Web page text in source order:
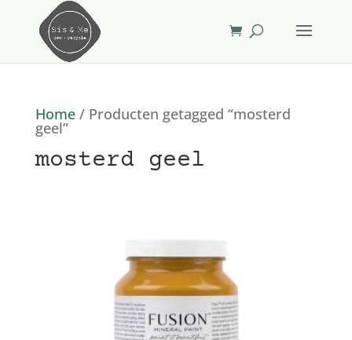
Home/ Producten getagged “mosterd
geel”
mosterd geel